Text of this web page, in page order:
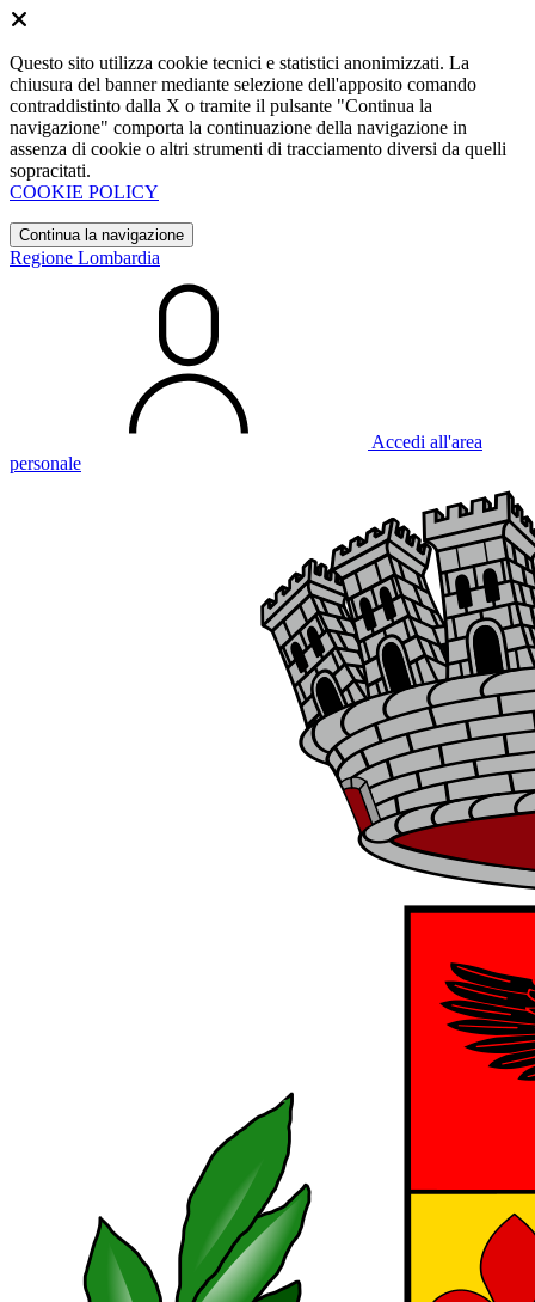
Questo sito utilizza cookie tecnici e statistici anonimizzati. La
chiusura del banner mediante selezione dell'apposito comando
contraddistinto dalla X o tramite il pulsante "Continua la
navigazione" comporta la continuazione della navigazione in
assenza di cookie o altri strumenti di tracciamento diversi da quelli
sopracitati.
COOKIE POLICY
Continua la navigazione
Regione Lombardia
Accedi all'area
personale